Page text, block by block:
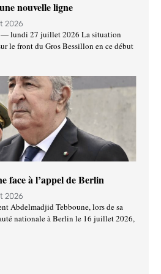
nouvelle ligne
2026
— lundi 27 juillet 2026 La situation
le front du Gros Bessillon en ce début
face à l’appel de Berlin
2026
Abdelmadjid Tebboune, lors de sa
nationale à Berlin le 16 juillet 2026,